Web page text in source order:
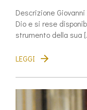
Descrizione
Dio e si rese
strumento della sua
LEGGI